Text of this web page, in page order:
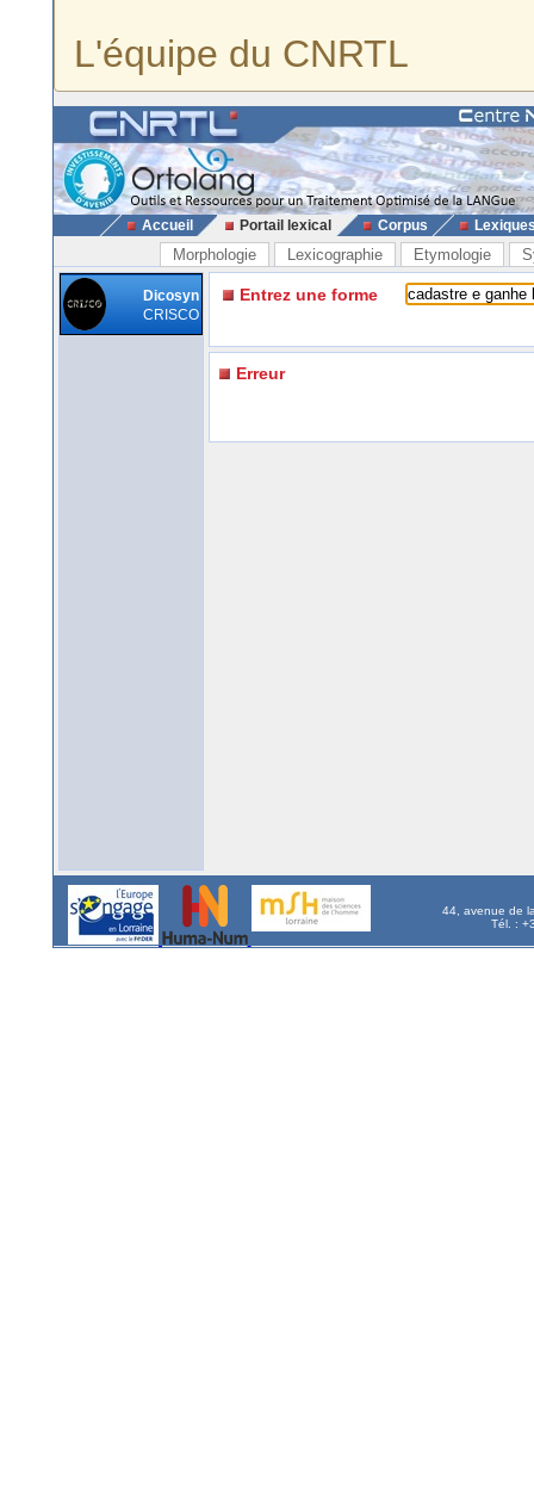
L'équipe du CNRTL
Accueil Portail lexical Corpus
Morphologie Lexicographie Etymologie
Dicosyn
CRISCO
Entrez une forme
Erreur
44, avenue de
Tél. :